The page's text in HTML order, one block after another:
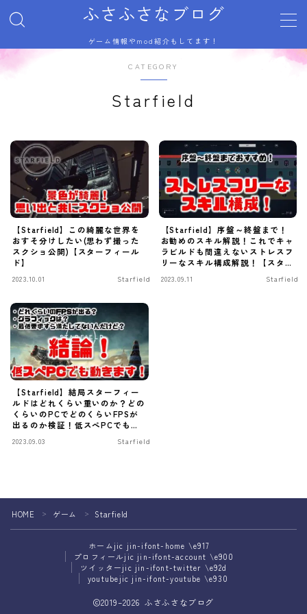
ふさふさなブログ
ゲーム情報やmod紹介もしてます！
MENU
サイトマップ
プライバシーポリシー
自己紹介
記事一覧
運営者情報
Follow Me
CATEGORY
Starfield
【Starfield】この綺麗な世界を
おすそ分けしたい(思わず撮った
スクショ公開)【スターフィール
ド】
2023.10.01 Starfield
【Starfield】序盤～終盤まで！
お勧めのスキル解説！これでキャ
ラビルドも間違えないストレスフ
リーなスキル構成解説！【スター
2023.09.11 Starfield
【Starfield】結局スターフィー
ルドはどれくらい重いのか？どの
くらいのPCでどのくらいFPSが
出るのか検証！低スぺPCでも動
2023.09.03 Starfield
HOME ＞ ゲーム ＞ Starfield
ホームjic jin-ifont-home \e917
プロフィールjic jin-ifont-account \e900
ツイッターjic jin-ifont-twitter \e92d
youtubejic jin-ifont-youtube \e930
2019–2026 ふさふさなブログ